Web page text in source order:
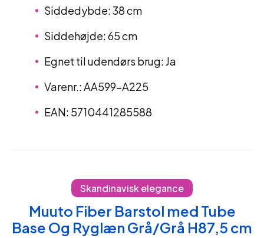
Siddedybde: 38 cm
Siddehøjde: 65 cm
Egnet til udendørs brug: Ja
Varenr.: AA599-A225
EAN: 5710441285588
Skandinavisk elegance
Muuto Fiber Barstol med Tube
Base Og Ryglæn Grå/Grå H87,5 cm